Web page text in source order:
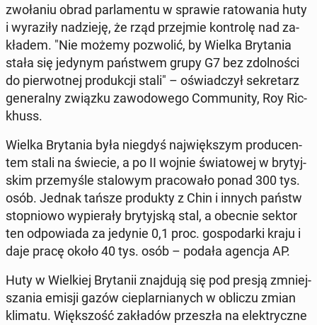
zwo­ła­niu obrad par­la­men­tu w sprawie ra­to­wa­nia huty
i wy­ra­zi­ły na­dzie­ję, że rząd przej­mie kon­tro­lę nad za­
kła­dem. "Nie możemy po­zwo­lić, by Wielka Bry­ta­nia
stała się jedynym pań­stwem grupy G7 bez zdol­no­ści
do pier­wot­nej pro­duk­cji stali" – oświad­czył se­kre­tarz
ge­ne­ral­ny związku za­wo­do­we­go Com­mu­ni­ty, Roy Ric­
khuss.
Wielka Bry­ta­nia była niegdyś naj­więk­szym pro­du­cen­
tem stali na świecie, a po II wojnie świa­to­wej w bry­tyj­
skim prze­my­śle sta­lo­wym pra­co­wa­ło ponad 300 tys.
osób. Jednak tańsze pro­duk­ty z Chin i innych państw
stop­nio­wo wy­pie­ra­ły bry­tyj­ską stal, a obecnie sektor
ten od­po­wia­da za jedynie 0,1 proc. go­spo­dar­ki kraju i
daje pracę około 40 tys. osób – podała agencja AP.
Huty w Wiel­kiej Bry­ta­nii znaj­du­ją się pod presją zmniej­
sza­nia emisji gazów cie­plar­nia­nych w obliczu zmian
klimatu. Więk­szość za­kła­dów prze­szła na elek­trycz­ne